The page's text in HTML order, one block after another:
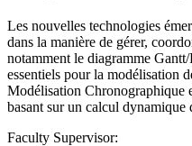
Les nouvelles technologies
dans la manière de gérer,
notamment le diagramme
essentiels pour la modélisation
Modélisation Chronographique
basant sur un calcul dynamique
Faculty Supervisor: